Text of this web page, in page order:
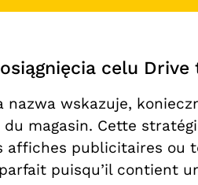
celu
nazwa wskazuje,
du magasin. Cette
affiches publicitaires ou
puisqu’il contient